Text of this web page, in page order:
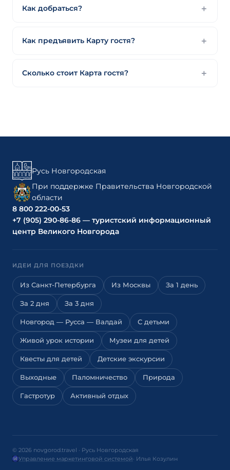
Как добраться?
Как предъявить Карту гостя?
Сколько стоит Карта гостя?
Русь Новгородская
При поддержке Правительства Новгородской
области
8 800 222-00-53
+7 (905) 290-86-86 — туристский информационный
центр Великого Новгорода
ИДЕИ ДЛЯ ПОЕЗДКИ
Из Санкт-Петербурга Из Москвы За 1 день
За 2 дня За 3 дня
Новгород — Русса — Валдай С детьми
Живой урок истории Музеи для детей
Квесты для детей Детские экскурсии
Выходные Паломничество Природа
Гастротур Активный отдых
© 2026 novgorod.travel · Русь Новгородская
Управление маркетинговой системой· Илья Козулин